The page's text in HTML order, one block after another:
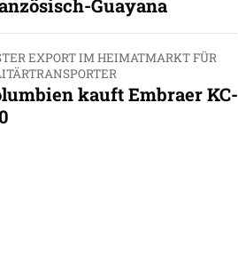
Guayana
EXPORT IM HEIMATMARKT FÜR
kauft Embraer KC-